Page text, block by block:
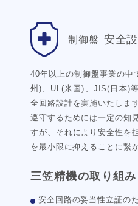
制御盤 安全
40年以上の制御盤事業の中
州)、UL(米国)、JIS(日本)
全回路設計を実施いたしま
遵守するためには一定の知
すが、それにより安全性を
を最小限に抑えることに繋
三笠精機の取り組み
安全回路の妥当性立証の